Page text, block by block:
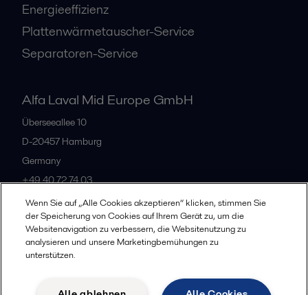
Energieeffizienz
Plattenwärmetauscher-Service
Separatoren-Service
Alfa Laval Mid Europe GmbH
Überseeallee 10
D-20457 Hamburg
Germany
+49 40 72 74 03
Alle Büros
Cookie-Richtlinien
Impressum
Wenn Sie auf „Alle Cookies akzeptieren“ klicken, stimmen Sie
der Speicherung von Cookies auf Ihrem Gerät zu, um die
Websitenavigation zu verbessern, die Websitenutzung zu
analysieren und unsere Marketingbemühungen zu
unterstützen.